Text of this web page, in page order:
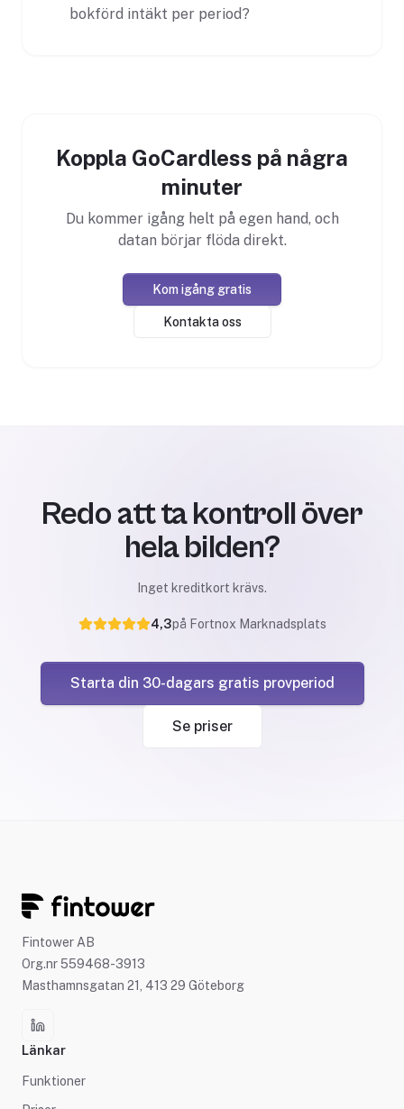
bokförd intäkt per period?
Koppla GoCardless på några
minuter
Du kommer igång helt på egen hand, och
datan börjar flöda direkt.
Kom igång gratis
Kontakta oss
Redo att ta kontroll över
hela bilden?
Inget kreditkort krävs.
4,3på Fortnox Marknadsplats
Starta din 30-dagars gratis provperiod
Se priser
Fintower AB
Org.nr 559468-3913
Masthamnsgatan 21, 413 29 Göteborg
Länkar
Funktioner